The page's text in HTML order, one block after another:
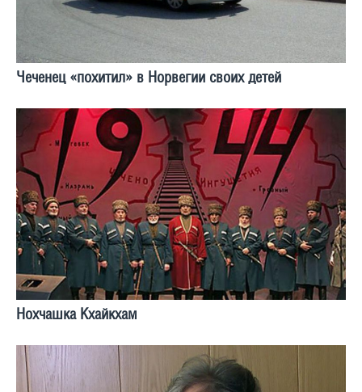
Чеченец «похитил» в Норвегии своих детей
Нохчашка Кхайкхам